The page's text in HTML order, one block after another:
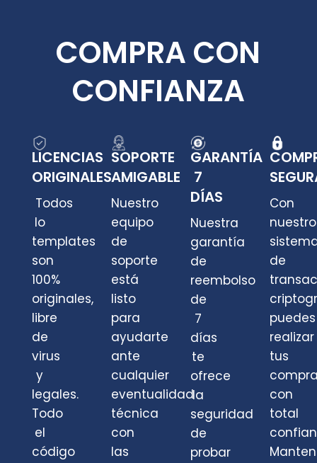
COMPRA CON
CONFIANZA
LICENCIAS
ORIGINALES
Todos
lo
templates
son
100%
originales,
libre
de
virus
y
legales.
Todo
el
código
SOPORTE
AMIGABLE
Nuestro
equipo
de
soporte
está
listo
para
ayudarte
ante
cualquier
eventualidad
técnica
con
las
GARANTÍA
7
DÍAS
Nuestra
garantía
de
reembolso
de
7
días
te
ofrece
la
seguridad
de
probar
Con
nuestro
de
puedes
realizar
tus
con
total